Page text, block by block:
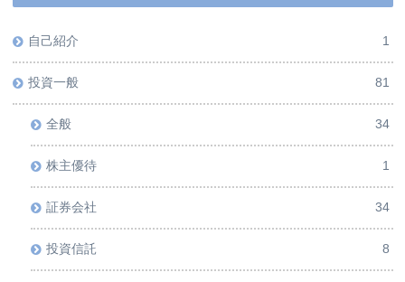
自己紹介 1
投資一般 81
全般 34
株主優待 1
証券会社 34
投資信託 8